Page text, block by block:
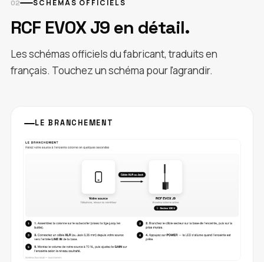
SCHÉMAS OFFICIELS
RCF EVOX J9 en détail.
Les schémas officiels du fabricant, traduits en
français. Touchez un schéma pour l'agrandir.
LE BRANCHEMENT